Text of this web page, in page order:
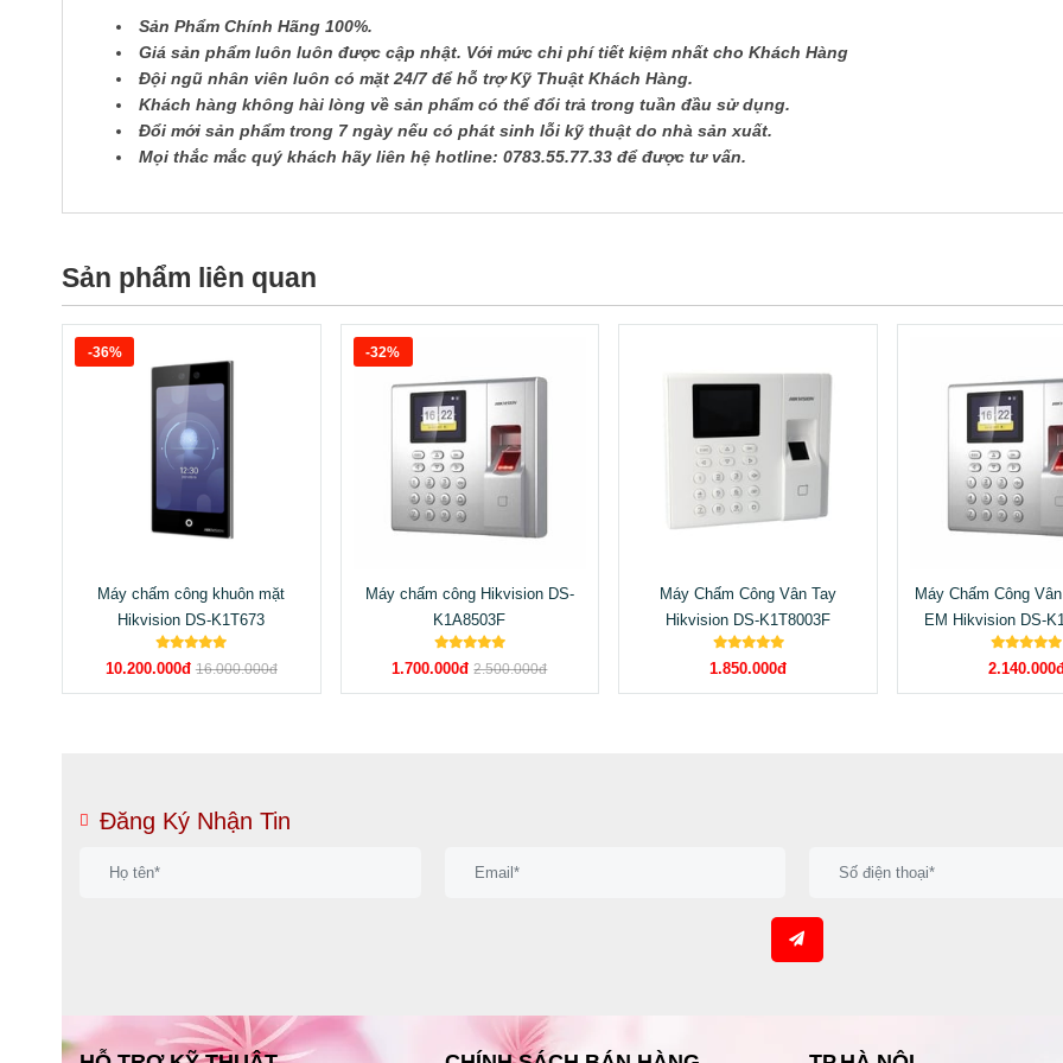
Sản Phẩm Chính Hãng 100%.
Giá sản phẩm luôn luôn được cập nhật. Với mức chi phí tiết kiệm nhất cho Khách Hàng
Đội ngũ nhân viên luôn có mặt 24/7 để hỗ trợ Kỹ Thuật Khách Hàng.
Khách hàng không hài lòng về sản phẩm có thể đổi trả trong tuần đầu sử dụng.
Đổi mới sản phẩm trong 7 ngày nếu có phát sinh lỗi kỹ thuật do nhà sản xuất.
Mọi thắc mắc quý khách hãy liên hệ hotline: 0783.55.77.33 để được tư vấn.
Sản phẩm liên quan
Máy chấm công khuôn mặt
Hikvision DS-K1T673
10.200.000đ 16.000.000đ
-36%
Máy chấm công Hikvision DS-
K1A8503F
1.700.000đ 2.500.000đ
-32%
Máy Chấm Công Vân Tay
Hikvision DS-K1T8003F
1.850.000đ
Máy Chấm Công
EM Hikvision DS-
Đăng Ký Nhận Tin